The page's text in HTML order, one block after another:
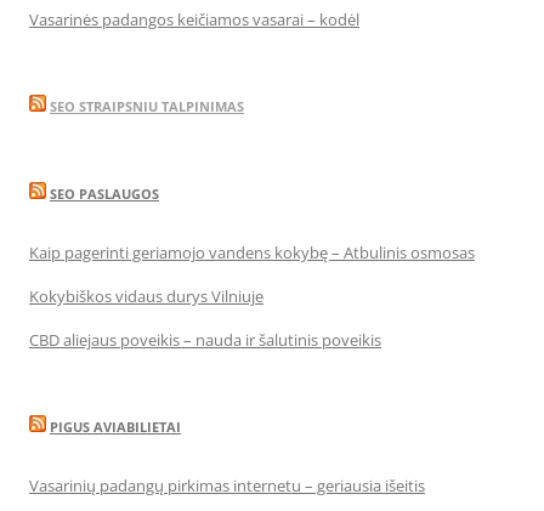
Vasarinės padangos keičiamos vasarai – kodėl
SEO STRAIPSNIU TALPINIMAS
SEO PASLAUGOS
Kaip pagerinti geriamojo vandens kokybę – Atbulinis osmosas
Kokybiškos vidaus durys Vilniuje
CBD aliejaus poveikis – nauda ir šalutinis poveikis
PIGUS AVIABILIETAI
Vasarinių padangų pirkimas internetu – geriausia išeitis